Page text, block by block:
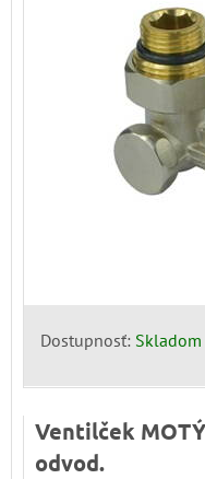
Dostupnosť: Skladom
Ventilček
odvod.